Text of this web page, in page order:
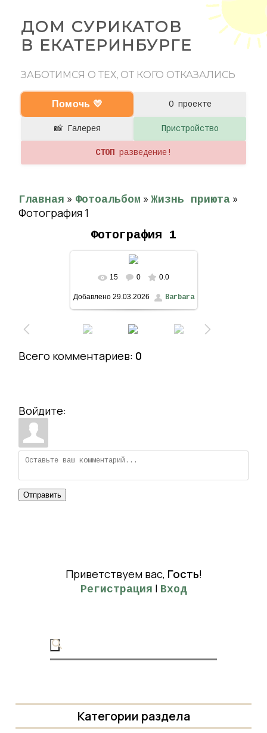
ДОМ СУРИКАТОВ
В ЕКАТЕРИНБУРГЕ
ЗАБОТИМСЯ О ТЕХ, ОТ КОГО ОТКАЗАЛИСЬ
Помочь 💛 О проекте
📸 Галерея Пристройство
СТОП разведение!
Главная » Фотоальбом » Жизнь приюта »
Фотография 1
Фотография 1
В реальном размере
1200x1600/ 375.0Kb
15 0 0.0
Добавлено29.03.2026 Barbara
Всего комментариев: 0
Войдите:
Отправить
Приветствуем вас, Гость!
Регистрация | Вход
Категории раздела